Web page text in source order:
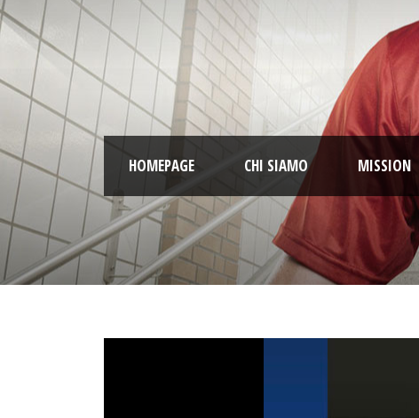
HOMEPAGE CHI SIAMO MISSION